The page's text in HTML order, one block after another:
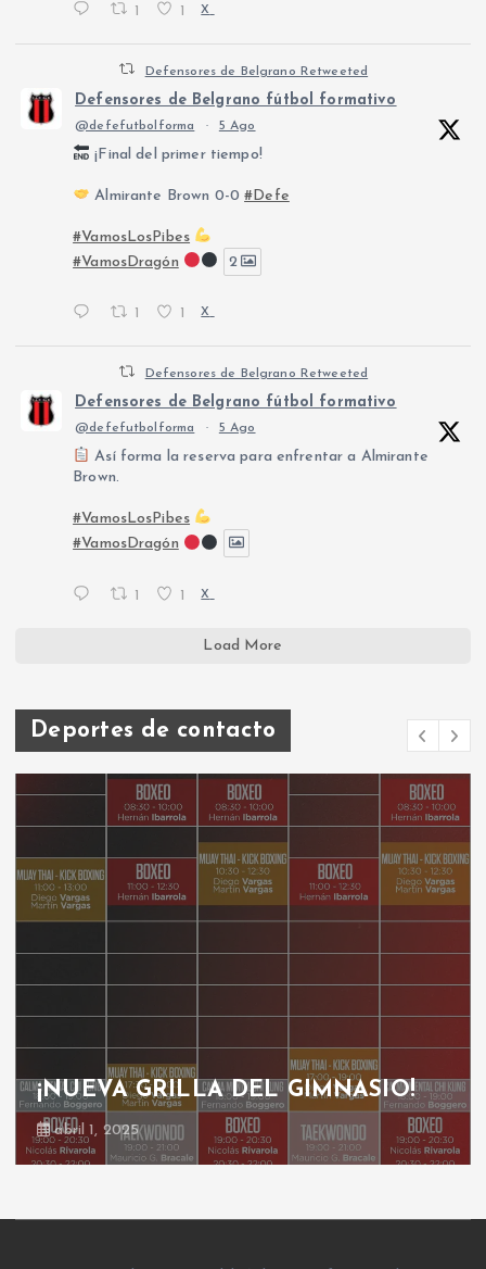
1 1 X
Defensores de Belgrano Retweeted
Defensores de Belgrano fútbol formativo
@defefutbolforma · 5 Ago
¡Final del primer tiempo!
Almirante Brown 0-0#Defe
#VamosLosPibes
#VamosDragón
2
X
Defensores de Belgrano Retweeted
Defensores de Belgrano fútbol formativo
@defefutbolforma · 5 Ago
Así forma la reserva para enfrentar a Almirante
Brown.
#VamosLosPibes
#VamosDragón
1 1 X
Load More
Deportes de contacto
GRILLA GIMNASIO
octubre 30, 2024